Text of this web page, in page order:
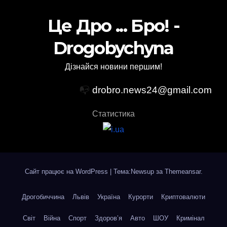
Це Дро ... Бро! -
Drogobychyna
Дізнайся новини першим!
📭 drobro.news24@gmail.com
Статистика
Сайт працює на WordPress Тема:Newsup за Themeansar.
Дрогобиччина Львів Україна Курорти Криптовалюти
Світ Війна Спорт Здоров’я Авто ШОУ Кримінал